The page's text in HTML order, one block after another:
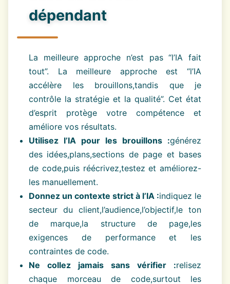
dépendant
La meilleure approche n’est pas “l’IA fait
tout”. La meilleure approche est “l’IA
accélère les brouillons,tandis que je
contrôle la stratégie et la qualité”. Cet état
d’esprit protège votre compétence et
améliore vos résultats.
Utilisez l’IA pour les brouillons :générez
des idées,plans,sections de page et bases
de code,puis réécrivez,testez et améliorez-
les manuellement.
Donnez un contexte strict à l’IA :indiquez le
secteur du client,l’audience,l’objectif,le ton
de marque,la structure de page,les
exigences de performance et les
contraintes de code.
Ne collez jamais sans vérifier :relisez
chaque morceau de code,surtout les